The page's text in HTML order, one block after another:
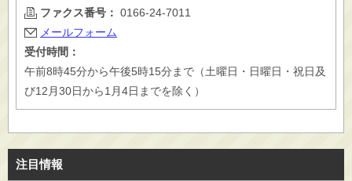
ファクス番号： 0166-24-7011
メールフォーム
受付時間：
午前8時45分から午後5時15分まで（土曜日・日曜日・祝日及
び12月30日から1月4日までを除く）
注目情報